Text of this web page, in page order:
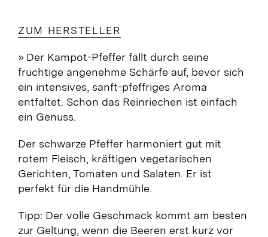
ZUM HERSTELLER
» Der Kampot-Pfeffer fällt durch seine
fruchtige angenehme Schärfe auf, bevor sich
ein intensives, sanft-pfeffriges Aroma
entfaltet. Schon das Reinriechen ist einfach
ein Genuss.
Der schwarze Pfeffer harmoniert gut mit
rotem Fleisch, kräftigen vegetarischen
Gerichten, Tomaten und Salaten. Er ist
perfekt für die Handmühle.
Tipp: Der volle Geschmack kommt am besten
zur Geltung, wenn die Beeren erst kurz vor